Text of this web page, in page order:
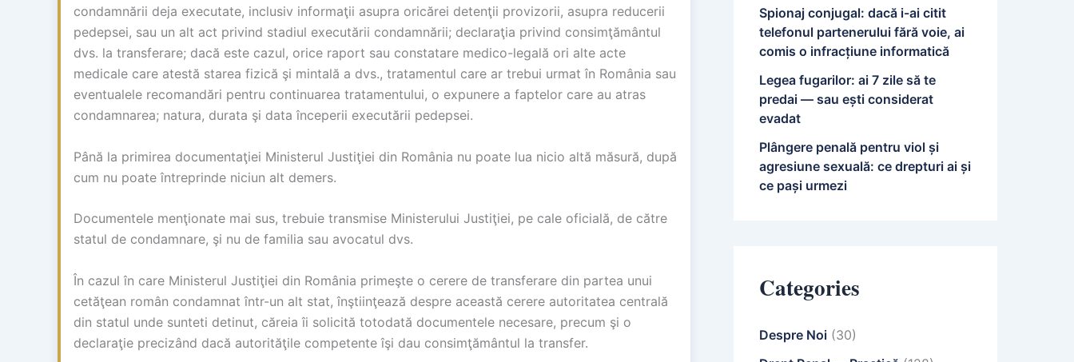
condamnării deja executate, inclusiv informaţii asupra oricărei detenţii provizorii, asupra reducerii
pedepsei, sau un alt act privind stadiul executării condamnării; declaraţia privind consimţământul
dvs. la transferare; dacă este cazul, orice raport sau constatare medico-legală ori alte acte
medicale care atestă starea fizică şi mintală a dvs., tratamentul care ar trebui urmat în România sau
eventualele recomandări pentru continuarea tratamentului, o expunere a faptelor care au atras
condamnarea; natura, durata şi data începerii executării pedepsei.
Până la primirea documentaţiei Ministerul Justiţiei din România nu poate lua nicio altă măsură, după
cum nu poate întreprinde niciun alt demers.
Documentele menţionate mai sus, trebuie transmise Ministerului Justiţiei, pe cale oficială, de către
statul de condamnare, şi nu de familia sau avocatul dvs.
În cazul în care Ministerul Justiţiei din România primeşte o cerere de transferare din partea unui
cetăţean român condamnat într-un alt stat, înştiinţează despre această cerere autoritatea centrală
din statul unde sunteti detinut, căreia îi solicită totodată documentele necesare, precum şi o
declaraţie precizând dacă autorităţile competente îşi dau consimţământul la transfer.
Spionaj conjugal: dacă i-ai citit
telefonul partenerului fără voie, ai
comis o infracțiune informatică
Legea fugarilor: ai 7 zile să te
predai — sau ești considerat
evadat
Plângere penală pentru viol și
agresiune sexuală: ce drepturi ai și
ce pași urmezi
Categories
Despre Noi (30)